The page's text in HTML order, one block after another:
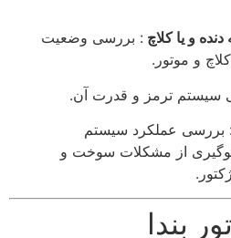
و یا کلاچ : بررسی وضعیت
و موتور.
سیستم ترمز و قدرت آن.
: بررسی عملکرد سیستم
از مشکلات سوخت و
بندا